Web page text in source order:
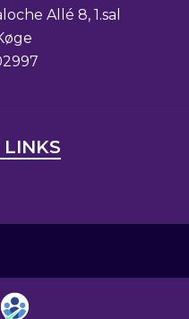
Allé 8, 1.sal
LINKS